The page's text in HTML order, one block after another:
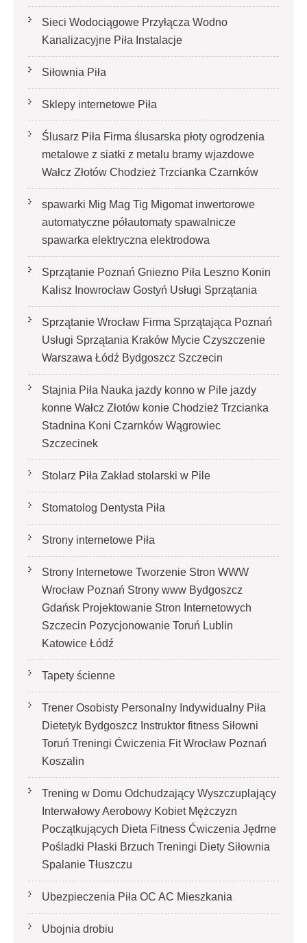
Sieci Wodociągowe Przyłącza Wodno
Kanalizacyjne Piła Instalacje
Siłownia Piła
Sklepy internetowe Piła
Ślusarz Piła Firma ślusarska płoty ogrodzenia
metalowe z siatki z metalu bramy wjazdowe
Wałcz Złotów Chodzież Trzcianka Czarnków
spawarki Mig Mag Tig Migomat inwertorowe
automatyczne półautomaty spawalnicze
spawarka elektryczna elektrodowa
Sprzątanie Poznań Gniezno Piła Leszno Konin
Kalisz Inowrocław Gostyń Usługi Sprzątania
Sprzątanie Wrocław Firma Sprzątająca Poznań
Usługi Sprzątania Kraków Mycie Czyszczenie
Warszawa Łódź Bydgoszcz Szczecin
Stajnia Piła Nauka jazdy konno w Pile jazdy
konne Wałcz Złotów konie Chodzież Trzcianka
Stadnina Koni Czarnków Wągrowiec
Szczecinek
Stolarz Piła Zakład stolarski w Pile
Stomatolog Dentysta Piła
Strony internetowe Piła
Strony Internetowe Tworzenie Stron WWW
Wrocław Poznań Strony www Bydgoszcz
Gdańsk Projektowanie Stron Internetowych
Szczecin Pozycjonowanie Toruń Lublin
Katowice Łódź
Tapety ścienne
Trener Osobisty Personalny Indywidualny Piła
Dietetyk Bydgoszcz Instruktor fitness Siłowni
Toruń Treningi Ćwiczenia Fit Wrocław Poznań
Koszalin
Trening w Domu Odchudzający Wyszczuplający
Interwałowy Aerobowy Kobiet Mężczyzn
Początkujących Dieta Fitness Ćwiczenia Jędrne
Pośladki Płaski Brzuch Treningi Diety Siłownia
Spalanie Tłuszczu
Ubezpieczenia Piła OC AC Mieszkania
Ubojnia drobiu